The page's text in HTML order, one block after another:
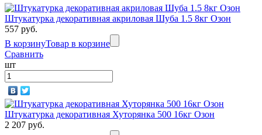
Штукатурка декоративная акриловая Шуба 1.5 8кг Озон
557 руб.
В корзинуТовар в корзине
Сравнить
шт
Штукатурка декоративная Хуторянка 500 16кг Озон
2 207 руб.